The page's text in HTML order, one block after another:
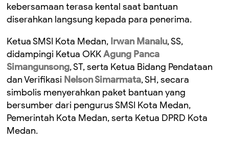
kebersamaan terasa kental saat bantuan
diserahkan langsung kepada para penerima.
Ketua SMSI Kota Medan, Irwan Manalu, SS,
didampingi Ketua OKKAgung Panca
Simangunsong, ST, serta Ketua Bidang Pendataan
dan Verifikasi Nelson Simarmata, SH, secara
simbolis menyerahkan paket bantuan yang
bersumber dari pengurus SMSI Kota Medan,
Pemerintah Kota Medan, serta Ketua DPRD Kota
Medan.